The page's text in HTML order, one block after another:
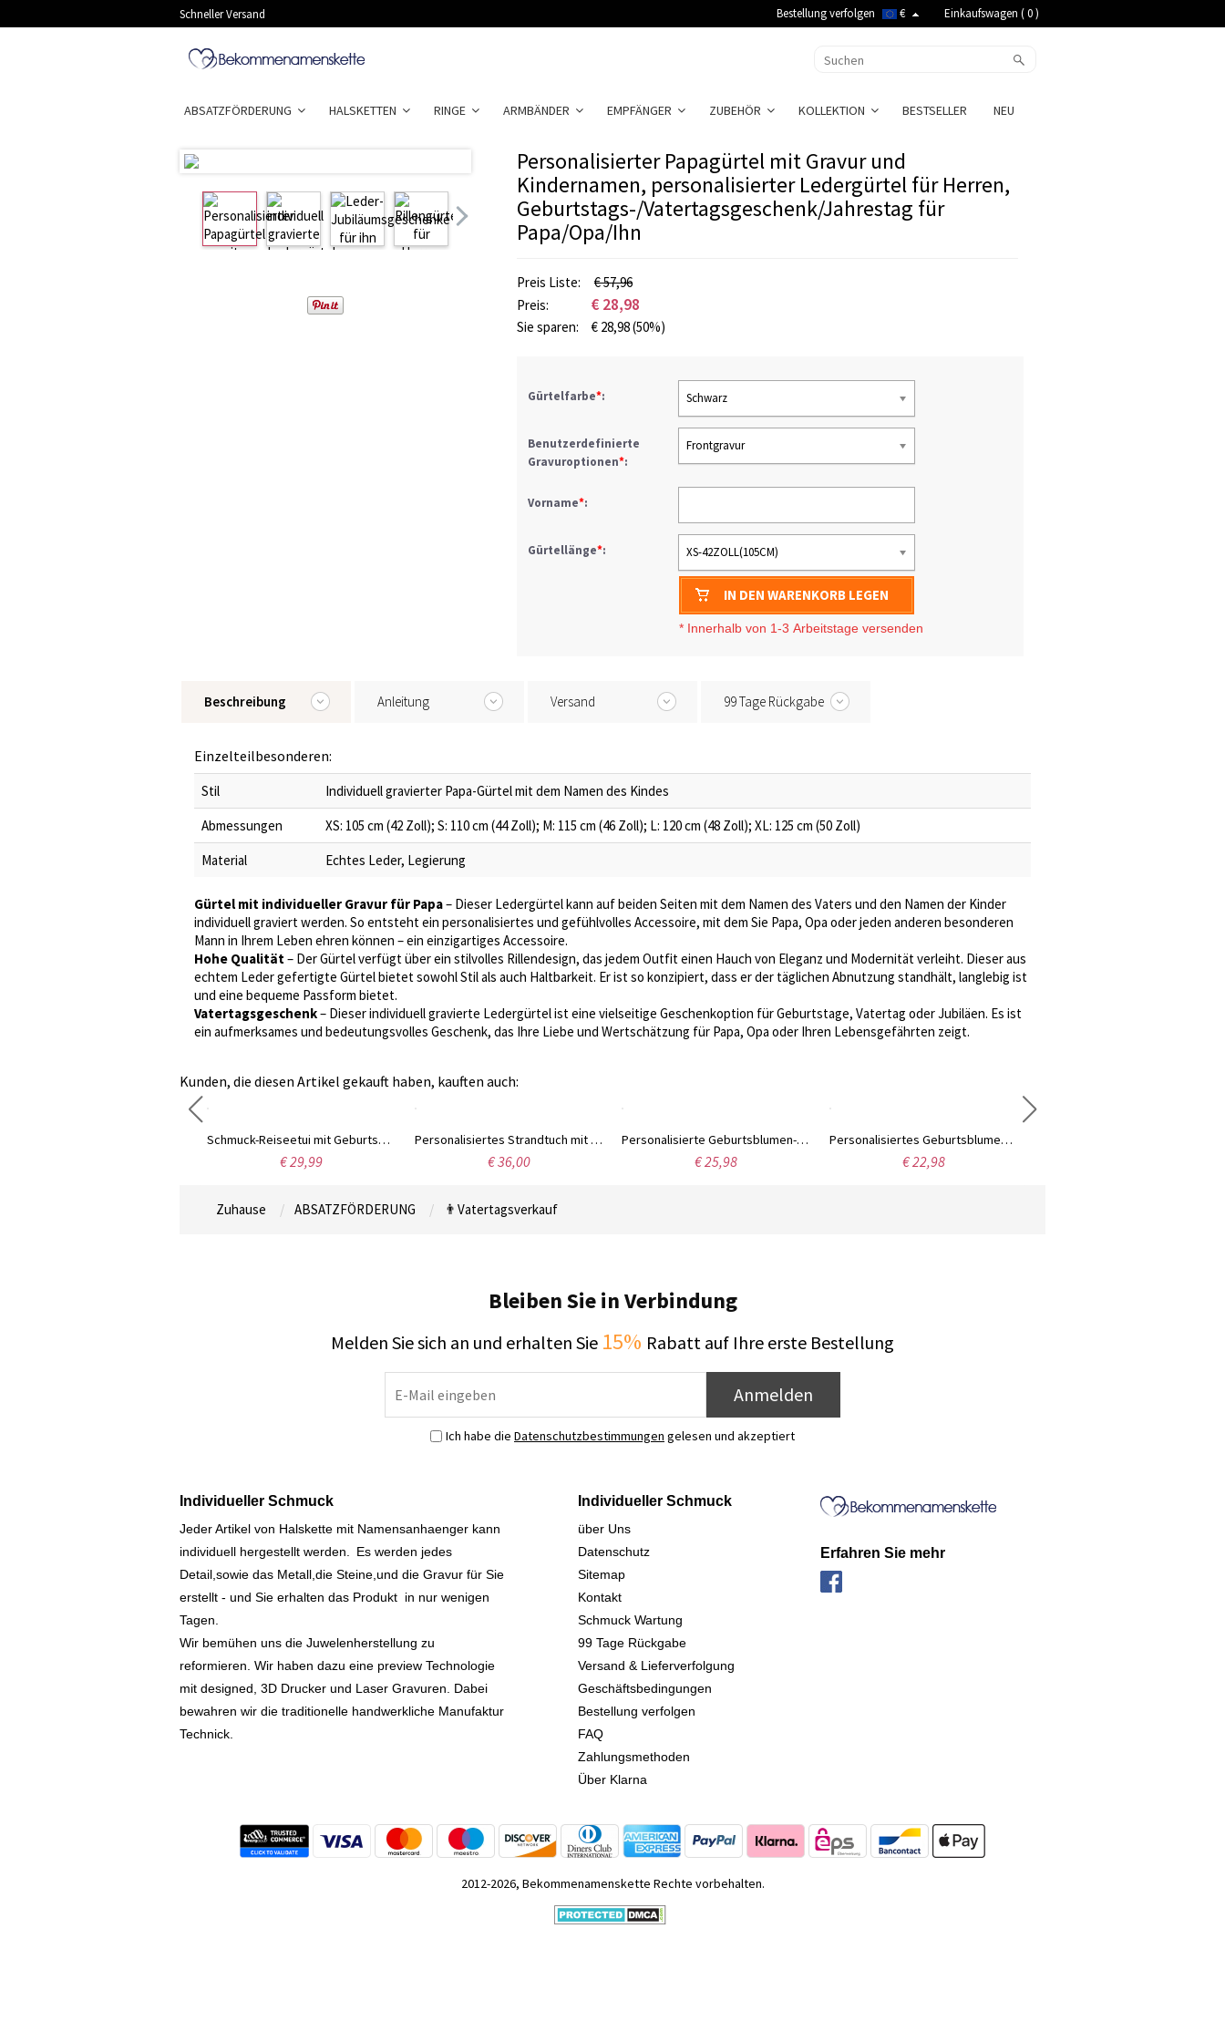
Schneller Versand Bestellung verfolgen € Einkaufswagen (0)
ABSATZFÖRDERUNG HALSKETTEN RINGE ARMBÄNDER EMPFÄNGER ZUBEHÖR KOLLEKTION BESTSELLER NEU
Personalisierter Papagürtel mit Gravur und
Kindernamen, personalisierter Ledergürtel für Herren,
Geburtstags-/Vatertagsgeschenk/Jahrestag für
Papa/Opa/Ihn
Preis Liste:
€ 57,96
Preis:
€ 28,98
Sie sparen: € 28,98(50%)
Gürtelfarbe*: Schwarz
Benutzerdefinierte
Gravuroptionen*:
Frontgravur
Vorname*:
Gürtellänge*: XS-42ZOLL(105CM)
IN DEN WARENKORB LEGEN
* Innerhalb von 1-3 Arbeitstage versenden
Beschreibung Anleitung Versand 99 Tage Rückgabe
Einzelteilbesonderen:
Stil
Individuell gravierter Papa-Gürtel mit dem Namen des Kindes
Abmessungen
XS: 105 cm (42 Zoll); S: 110 cm (44 Zoll); M: 115 cm (46 Zoll); L: 120 cm (48 Zoll); XL: 125 cm (50 Zoll)
Material
Echtes Leder, Legierung
Gürtel mit individueller Gravur für Papa– Dieser Ledergürtel kann auf beiden Seiten mit dem Namen des Vaters und den Namen der Kinder
individuell graviert werden. So entsteht ein personalisiertes und gefühlvolles Accessoire, mit dem Sie Papa, Opa oder jeden anderen besonderen
Mann in Ihrem Leben ehren können – ein einzigartiges Accessoire.
Hohe Qualität– Der Gürtel verfügt über ein stilvolles Rillendesign, das jedem Outfit einen Hauch von Eleganz und Modernität verleiht. Dieser aus
echtem Leder gefertigte Gürtel bietet sowohl Stil als auch Haltbarkeit. Er ist so konzipiert, dass er der täglichen Abnutzung standhält, langlebig ist
und eine bequeme Passform bietet.
Vatertagsgeschenk– Dieser individuell gravierte Ledergürtel ist eine vielseitige Geschenkoption für Geburtstage, Vatertag oder Jubiläen. Es ist
ein aufmerksames und bedeutungsvolles Geschenk, das Ihre Liebe und Wertschätzung für Papa, Opa oder Ihren Lebensgefährten zeigt.
Kunden, die diesen Artikel gekauft haben, kauften auch:
Schmuck-Reiseetui mit Geburtsblumen, personalisiertes Geburtstagsgeschenk, individuelle Schmuckschatulle aus Samt, Geschenke für Hochzeit/Brautjungfer/Mutter/Frauen, mehr kaufen, mehr sparen
€ 29,99
Personalisiertes Strandtuch mit Namen, klassischem Streifen, übergroßes Strandtuch, Strandgeschenk, leichtes Strandtuch, Urlaubsgeschenk, Geschenk für Kinder/Familie
€ 36,00
Personalisierte Geburtsblumen-Halskette mit Flügel, gravierte Scheiben-Halskette, Gedenkschmuck, Engelsflügel-Halskette, Erinnerungsgeschenk für Verlust, Trauergeschenk
€ 25,98
Personalisiertes Geburtsblumen-Geburtsstein-Armband, individuelles hohles Silberarmband mit Initiale, Damenschmuck, Muttertags-/Geburtstagsgeschenk für Mama/Oma/Sie
€ 22,98
Zuhause ABSATZFÖRDERUNG 👨Vatertagsverkauf
Bleiben Sie in Verbindung
Melden Sie sich an und erhalten Sie 15% Rabatt auf Ihre erste Bestellung
Anmelden
Ich habe die Datenschutzbestimmungen gelesen und akzeptiert
Individueller Schmuck
Jeder Artikel von Halskette mit Namensanhaenger kann
individuell hergestellt werden.
Es werden jedes
Detail,sowie das Metall,die Steine,und die Gravur für Sie
erstellt - und Sie erhalten das Produkt in nur wenigen
Tagen.
Wir bemühen uns die Juwelenherstellung zu
reformieren. Wir haben dazu eine preview Technologie
mit designed, 3D Drucker und Laser Gravuren. Dabei
bewahren wir die traditionelle handwerkliche Manufaktur
Technick.
Individueller Schmuck
über Uns
Datenschutz
Sitemap
Kontakt
Schmuck Wartung
99 Tage Rückgabe
Versand & Lieferverfolgung
Geschäftsbedingungen
Bestellung verfolgen
FAQ
Zahlungsmethoden
Über Klarna
Erfahren Sie mehr
2012-2026, Bekommenamenskette Rechte vorbehalten.